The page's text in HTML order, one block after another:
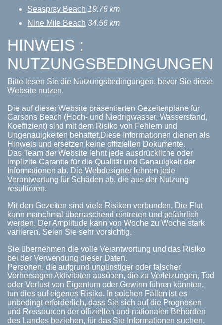
Seaspray Beach 19.76 km
Nine Mile Beach 34.56 km
HINWEIS :
NUTZUNGSBEDINGUNGEN
Bitte lesen Sie die Nutzungsbedingungen, bevor Sie diese
Website nutzen.
Die auf dieser Website präsentierten Gezeitenpläne für
Carsons Beach (Hoch- und Niedrigwasser, Wasserstand,
Koeffizient) sind mit dem Risiko von Fehlern und
Ungenauigkeiten behaftet.Diese Informationen dienen als
Hinweis und ersetzen keine offiziellen Dokumente.
Das Team der Website lehnt jede ausdrückliche oder
implizite Garantie für die Qualität und Genauigkeit der
Informationen ab. Die Webdesigner lehnen jede
Verantwortung für Schäden ab, die aus der Nutzung
resultieren.
Mit den Gezeiten sind viele Risiken verbunden. Die Flut
kann manchmal überraschend eintreten und gefährlich
werden. Der Amplitude kann von Woche zu Woche stark
variieren. Seien Sie sehr vorsichtig.
Sie übernehmen die volle Verantwortung und das Risiko
bei der Verwendung dieser Daten.
Personen, die aufgrund ungünstiger oder falscher
Vorhersagen Aktivitäten ausüben, die zu Verletzungen, Tod
oder Verlust von Eigentum oder Gewinn führen könnten,
tun dies auf eigenes Risiko. In solchen Fällen ist es
unbedingt erforderlich, dass Sie sich auf die Prognosen
und Ressourcen der offiziellen und nationalen Behörden
des Landes beziehen, für das Sie Informationen suchen.